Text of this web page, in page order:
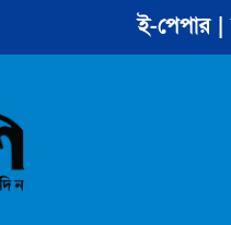
ই-পেপার |
(current)